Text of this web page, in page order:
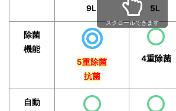
9L
5L
除菌
機能
5重除菌
抗菌
4重除菌
自動
スクロールできます